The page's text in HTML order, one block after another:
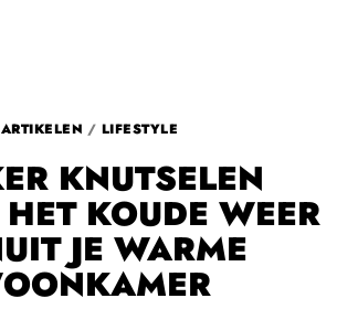
ARTIKELEN / LIFESTYLE
KNUTSELEN
KOUDE WEER
JE WARME